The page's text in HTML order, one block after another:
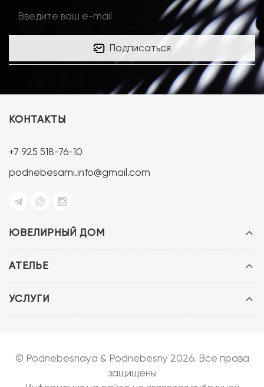
Подписаться
ЮВЕЛИРНЫЙ ДОМ
АТЕЛЬЕ
УСЛУГИ
КОНТАКТЫ
+7 925 518-76-10
podnebesami.info@gmail.com
© Podnebesnaya & Podnebesny 2026. Все права
защищены